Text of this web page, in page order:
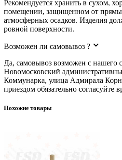
Рекомендуется хранить в сухом,
помещении, защищенном от
атмосферных осадков. Изделия
ровной поверхности.
Возможен ли самовывоз ?
Да, самовывоз возможен с нашего
Новомосковский
Коммунарка, улица Адмирала
приездом обязательно согласуйте
Похожие товары